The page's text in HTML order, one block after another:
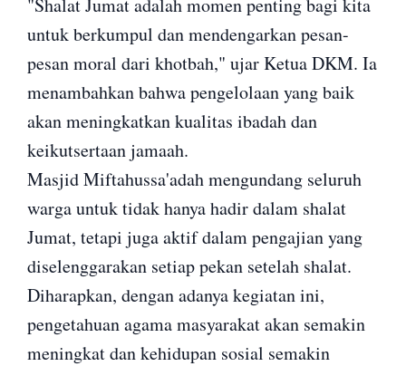
"Shalat Jumat adalah momen penting bagi kita
untuk berkumpul dan mendengarkan pesan-
pesan moral dari khotbah," ujar Ketua DKM. Ia
menambahkan bahwa pengelolaan yang baik
akan meningkatkan kualitas ibadah dan
keikutsertaan jamaah.
Masjid Miftahussa'adah mengundang seluruh
warga untuk tidak hanya hadir dalam shalat
Jumat, tetapi juga aktif dalam pengajian yang
diselenggarakan setiap pekan setelah shalat.
Diharapkan, dengan adanya kegiatan ini,
pengetahuan agama masyarakat akan semakin
meningkat dan kehidupan sosial semakin